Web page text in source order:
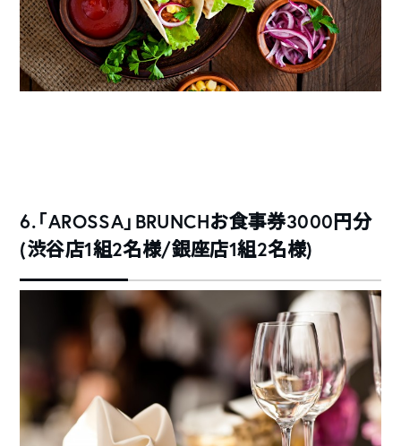
6.「AROSSA」BRUNCHお食事券3000円分
(渋谷店1組2名様/銀座店1組2名様)